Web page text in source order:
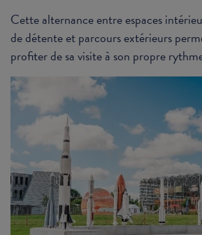
Cette alternance entre espaces
de détente et parcours extérieurs
profiter de sa visite à son propre